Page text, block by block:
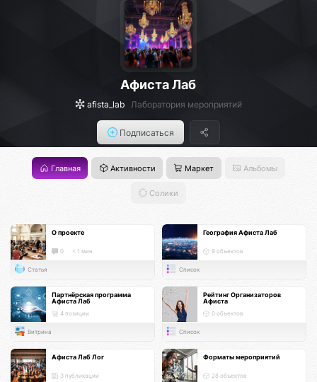
Афиста Лаб
afista_lab Лаборатория мероприятий
Подписаться
Главная Активности Маркет Альбомы
Солики
О проекте
0 < 1 мин.
Статья
География Афиста Лаб
9 объектов
Список
Партнёрская программа
Афиста Лаб
4 позиции
Витрина
Рейтинг Организаторов
Афиста
0 объектов
Список
Афиста Лаб Лог
3 публикации
Форматы мероприятий
28 объектов